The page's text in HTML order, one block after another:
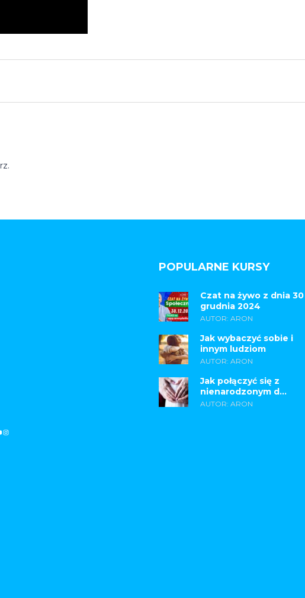
POPULARNE KURSY
Czat na żywo z dnia 30
grudnia 2024
AUTOR: ARON
Jak wybaczyć sobie i
innym ludziom
AUTOR: ARON
Jak połączyć się z
nienarodzonym d...
AUTOR: ARON